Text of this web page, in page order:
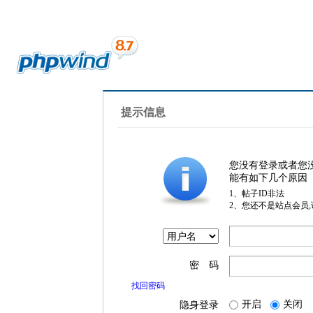
提示信息
您没有登录或者您
能有如下几个原因
1、帖子ID非法
2、您还不是站点会员
密 码
找回密码
隐身登录 开启 关闭